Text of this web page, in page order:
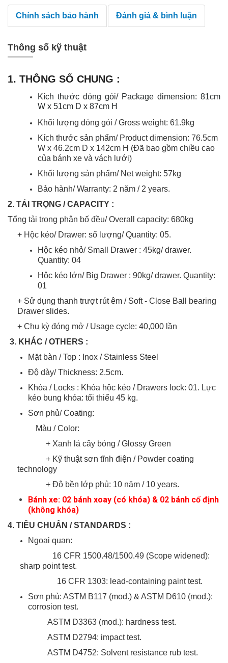
Chính sách bảo hành Đánh giá & bình luận
Thông số kỹ thuật
1. THÔNG SỐ CHUNG :
Kích thước đóng gói/ Package dimension: 81cm
W x 51cm D x 87cm H
Khối lượng đóng gói / Gross weight: 61.9kg
Kích thước sản phẩm/ Product dimension: 76.5cm
W x 46.2cm D x 142cm H (Đã bao gồm chiều cao
của bánh xe và vách lưới)
Khối lượng sản phẩm/ Net weight: 57kg
Bảo hành/ Warranty: 2 năm / 2 years.
2. TẢI TRỌNG / CAPACITY :
Tổng tải trọng phân bố đều/ Overall capacity: 680kg
+ Hộc kéo/ Drawer: số lượng/ Quantity: 05.
Hộc kéo nhỏ/ Small Drawer : 45kg/ drawer.
Quantity: 04
Hộc kéo lớn/ Big Drawer : 90kg/ drawer. Quantity:
01
+ Sử dụng thanh trượt rút êm / Soft - Close Ball bearing
Drawer slides.
+ Chu kỳ đóng mở / Usage cycle: 40,000 lần
3. KHÁC / OTHERS :
Mặt bàn / Top : Inox / Stainless Steel
Độ dày/ Thickness: 2.5cm.
Khóa / Locks : Khóa hộc kéo / Drawers lock: 01. Lực
kéo bung khóa: tối thiểu 45 kg.
Sơn phủ/ Coating:
Màu / Color:
+ Xanh lá cây bóng / Glossy Green
+ Kỹ thuật sơn tĩnh điện / Powder coating
technology
+ Độ bền lớp phủ: 10 năm / 10 years.
Bánh xe: 02 bánh xoay (có khóa) & 02 bánh cố định
(không khóa)
4. TIÊU CHUẨN / STANDARDS :
Ngoại quan:
16 CFR 1500.48/1500.49 (Scope widened):
sharp point test.
16 CFR 1303: lead-containing paint test.
Sơn phủ: ASTM B117 (mod.) & ASTM D610 (mod.):
corrosion test.
ASTM D3363 (mod.): hardness test.
ASTM D2794: impact test.
ASTM D4752: Solvent resistance rub test.